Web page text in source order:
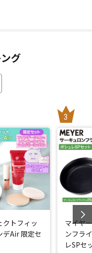
ーヘッド」
ハンディクリーナー
ド」に付け替えれ
入り込んだゴミや髪
気を排出
、高性能フィルター
を排出します(*4)。
イクロンは、2層に配
能することで、風量を
り分離。変わらない
グ
クトフィッ
デAir 限定セ
マイヤ
ンフラ
レSPセ